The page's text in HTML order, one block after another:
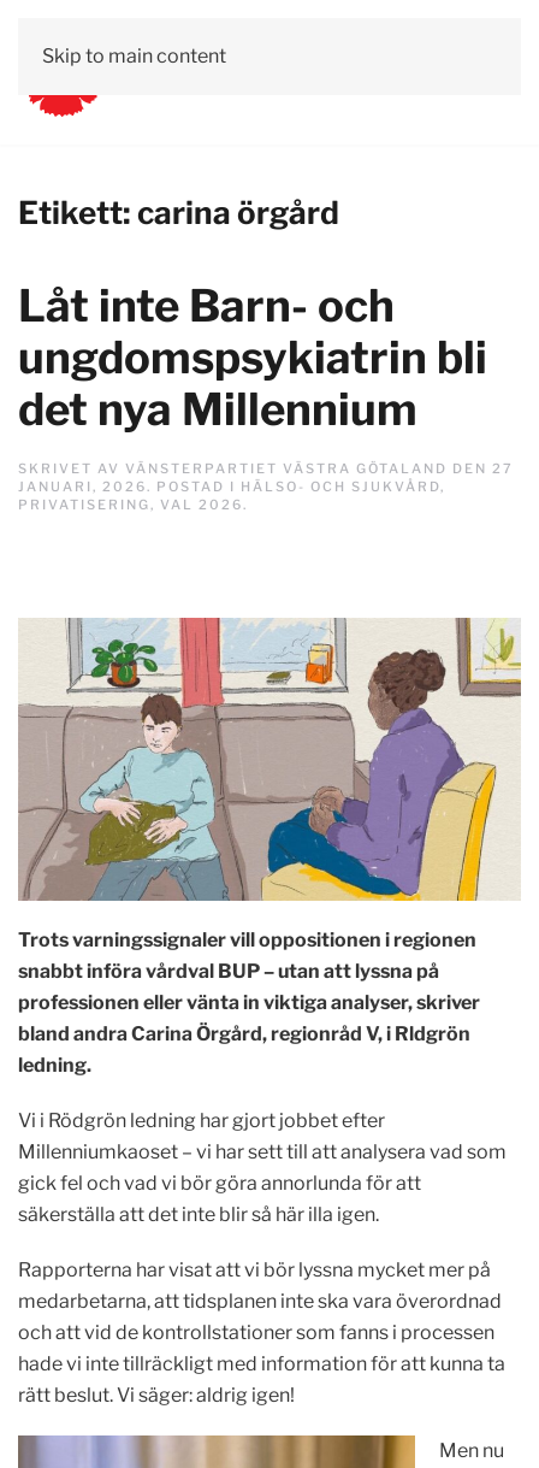
Skip to main content
Etikett:carina örgård
Låt inte Barn- och
ungdomspsykiatrin bli
det nya Millennium
SKRIVET AV VÄNSTERPARTIET VÄSTRA GÖTALAND DEN 27
JANUARI, 2026. POSTAD I HÄLSO- OCH SJUKVÅRD,
PRIVATISERING, VAL 2026.
Trots varningssignaler vill oppositionen i regionen
snabbt införa vårdval BUP – utan att lyssna på
professionen eller vänta in viktiga analyser, skriver
bland andra Carina Örgård, regionråd V, i Rldgrön
ledning.
Vi i Rödgrön ledning har gjort jobbet efter
Millenniumkaoset – vi har sett till att analysera vad som
gick fel och vad vi bör göra annorlunda för att
säkerställa att det inte blir så här illa igen.
Rapporterna har visat att vi bör lyssna mycket mer på
medarbetarna, att tidsplanen inte ska vara överordnad
och att vid de kontrollstationer som fanns i processen
hade vi inte tillräckligt med information för att kunna ta
rätt beslut. Vi säger: aldrig igen!
Men nu